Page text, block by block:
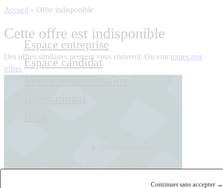
Continuer sans accepter →
Espace entreprise
Espace candidat
Français English
Accueil » Offre indisponible
Cette offre est indisponible
Des offres similaires peuvent vous convenir. Ou voir toutes nos
offres